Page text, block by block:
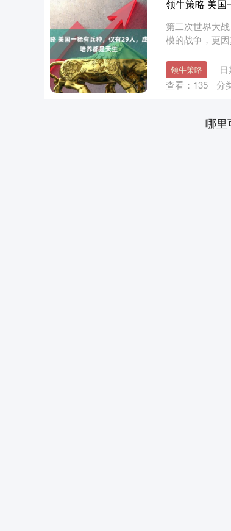
领牛策略 美国
第二次世界大
模的战争，更
领牛策略
查看： 135 分
哪里